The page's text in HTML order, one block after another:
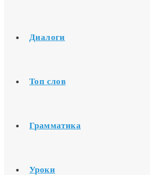
Диалоги
Топ слов
Грамматика
Уроки